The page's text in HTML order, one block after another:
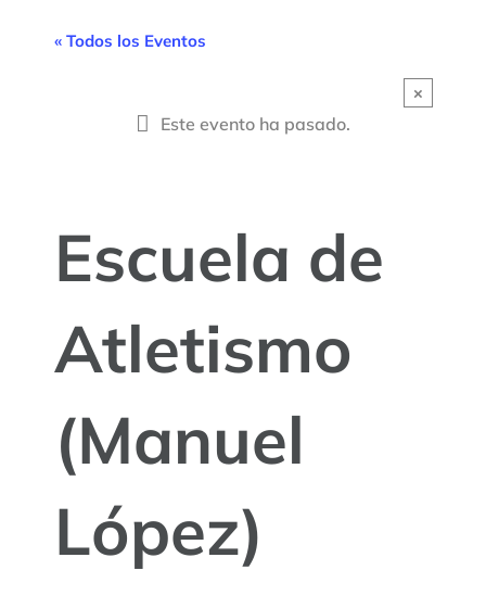
« Todos los Eventos
×
Este evento ha pasado.
Escuela de
Atletismo
(Manuel
López)